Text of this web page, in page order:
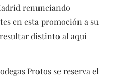
renunciando
en esta promoción a su
distinto al aquí
Protos se reserva el